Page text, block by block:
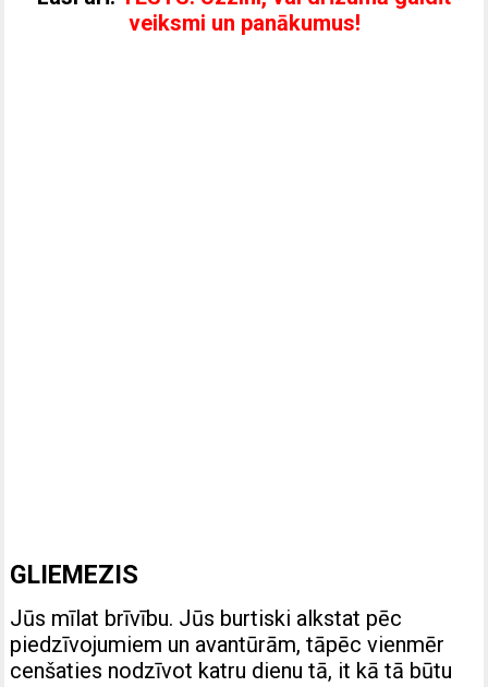
veiksmi un panākumus!
GLIEMEZIS
Jūs mīlat brīvību. Jūs burtiski alkstat pēc
piedzīvojumiem un avantūrām, tāpēc vienmēr
cenšaties nodzīvot katru dienu tā, it kā tā būtu